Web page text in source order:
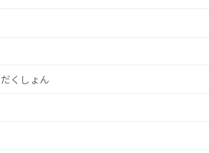
くしょん